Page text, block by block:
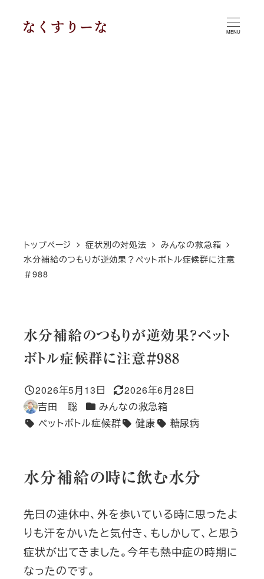
MENU
トップページ 症状別の対処法
みんなの救急箱
水分補給のつもりが逆効果？ペットボトル症候群に注意
＃988
水分補給のつもりが逆効果？ペット
ボトル症候群に注意＃988
投稿日
2026年5月13日
更新日
2026年6月28日
著
者
吉田 聡 カテゴリー
みんなの救急箱
タグ
ペットボトル症候群 健康 糖尿病
水分補給の時に飲む水分
先日の連休中、外を歩いている時に思ったよ
りも汗をかいたと気付き、もしかして、と思う
症状が出てきました。今年も熱中症の時期に
なったのです。